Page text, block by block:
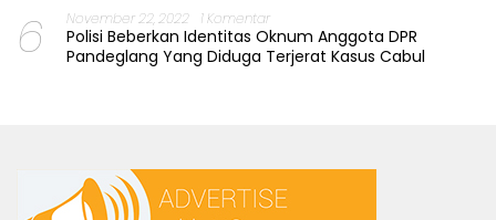
6 November 22, 2022 1 Komentar
Polisi Beberkan Identitas Oknum Anggota DPR
Pandeglang Yang Diduga Terjerat Kasus Cabul